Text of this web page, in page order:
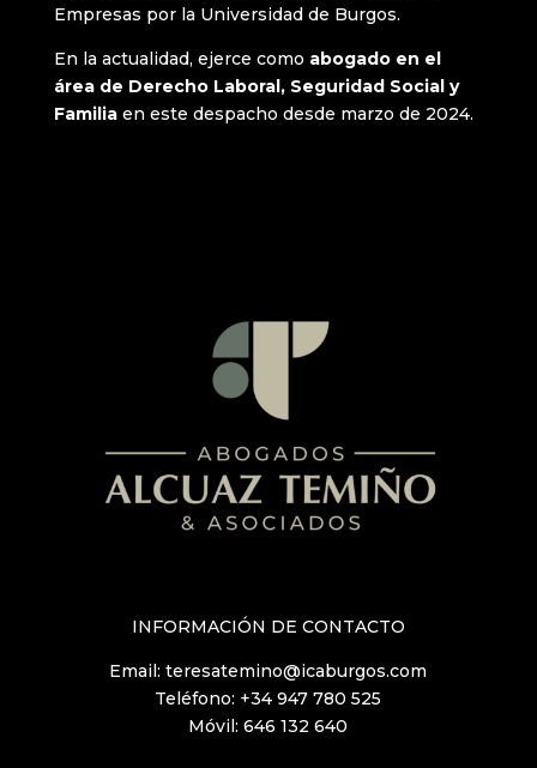
Empresas por la Universidad de Burgos.
En la actualidad, ejerce como abogado en el
área de Derecho Laboral, Seguridad Social y
Familiaen este despacho desde marzo de 2024.
INFORMACIÓN DE CONTACTO
Email:teresatemino@icaburgos.com
Teléfono: +34 947 780 525
Móvil:646 132 640